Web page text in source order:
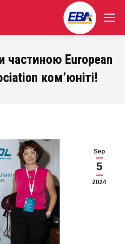
частиною European
ком’юніті!
Sep
5
2024